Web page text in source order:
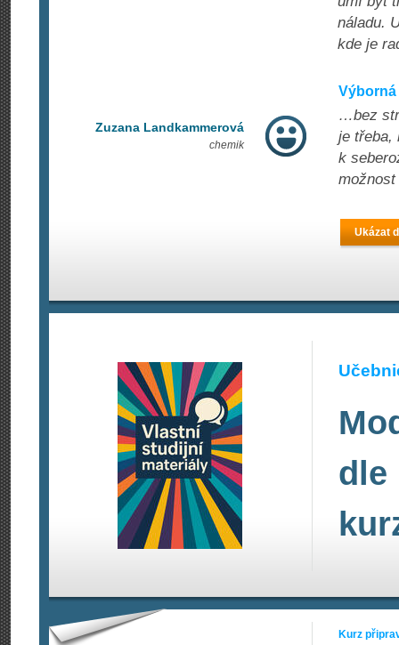
náladu.
kde je
Zuzana Landkammerová
chemik
…bez
je třeba,
k
Ukázat
dle
Kurz